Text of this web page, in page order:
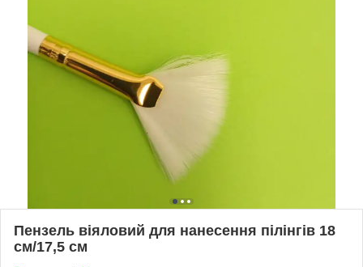
Пензель віяловий для нанесення пілінгів 18
см/17,5 см